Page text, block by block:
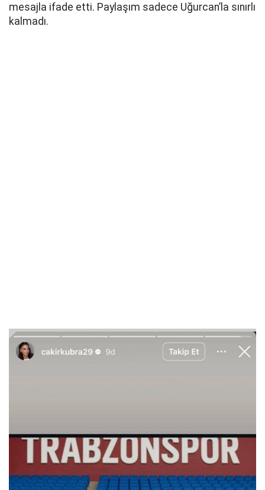
mesajla ifade etti. Paylaşım sadece Uğurcan’la sınırlı
kalmadı.